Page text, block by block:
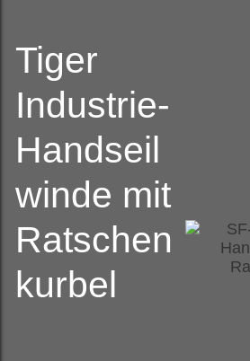
Tiger
Industrie-
Handseil
winde mit
Ratschen
kurbel